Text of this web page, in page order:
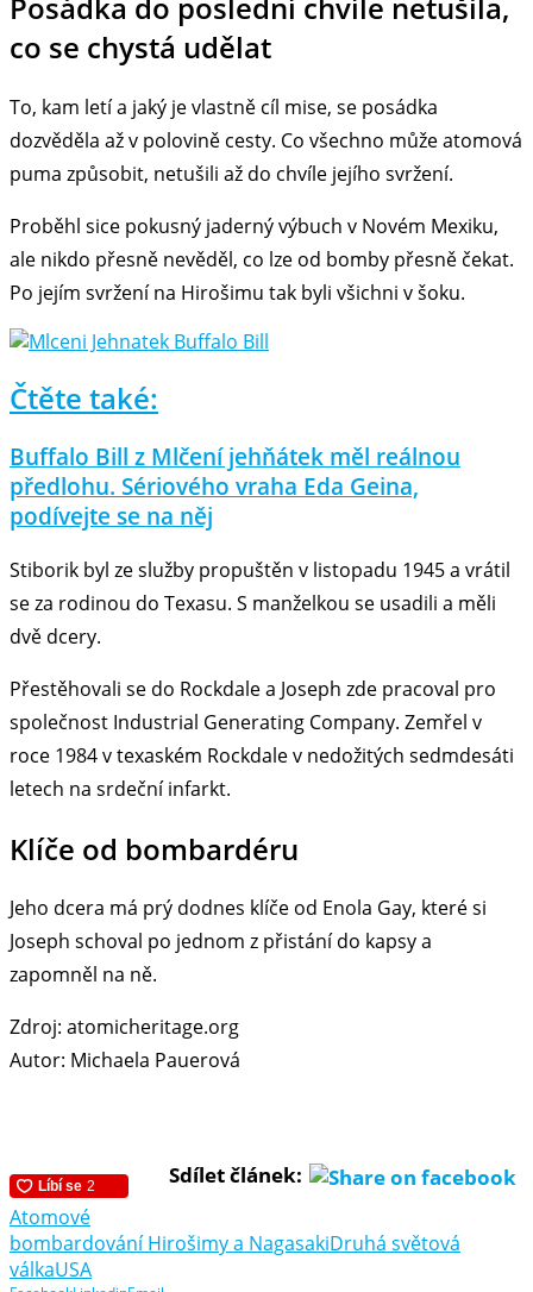
Posádka do poslední chvíle netušila,
co se chystá udělat
To, kam letí a jaký je vlastně cíl mise, se posádka
dozvěděla až v polovině cesty. Co všechno může atomová
puma způsobit, netušili až do chvíle jejího svržení.
Proběhl sice pokusný jaderný výbuch v Novém Mexiku,
ale nikdo přesně nevěděl, co lze od bomby přesně čekat.
Po jejím svržení na Hirošimu tak byli všichni v šoku.
Čtěte také:
Buffalo Bill z Mlčení jehňátek měl reálnou
předlohu. Sériového vraha Eda Geina,
podívejte se na něj
Stiborik byl ze služby propuštěn v listopadu 1945 a vrátil
se za rodinou do Texasu. S manželkou se usadili a měli
dvě dcery.
Přestěhovali se do Rockdale a Joseph zde pracoval pro
společnost Industrial Generating Company. Zemřel v
roce 1984 v texaském Rockdale v nedožitých sedmdesáti
letech na srdeční infarkt.
Klíče od bombardéru
Jeho dcera má prý dodnes klíče od Enola Gay, které si
Joseph schoval po jednom z přistání do kapsy a
zapomněl na ně.
Zdroj: atomicheritage.org
Autor: Michaela Pauerová
Sdílet článek:
Atomové
bombardování Hirošimy a NagasakiDruhá světová
válkaUSA